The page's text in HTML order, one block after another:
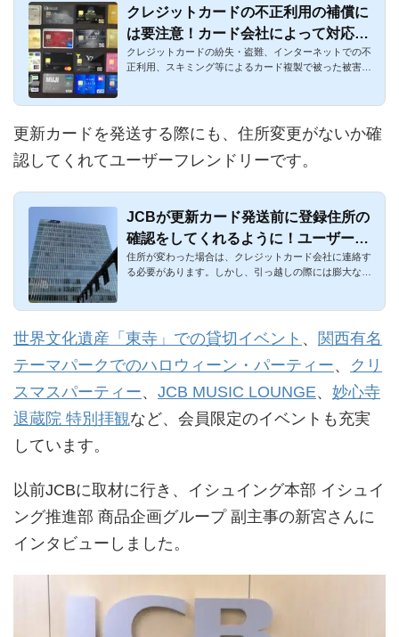
クレジットカードの不正利用の補償に
は要注意！カード会社によって対応に
バラつきがある
クレジットカードの紛失・盗難、インターネットでの不
正利用、スキミング等によるカード複製で被った被害
更新カードを発送する際にも、住所変更がないか確
認してくれてユーザーフレンドリーです。
JCBが更新カード発送前に登録住所の
確認をしてくれるように！ユーザーフ
レンドリーな措置
住所が変わった場合は、クレジットカード会社に連絡す
る必要があります。しかし、引っ越しの際には膨大な作
世界文化遺産「東寺」での貸切イベント 、 関西有名
テーマパークでのハロウィーン・パーティー、 クリ
スマスパーティー、 JCB MUSIC LOUNGE、 妙心寺
退蔵院 特別拝観など、会員限定のイベントも充実
しています。
以前JCBに取材に行き、イシュイング本部 イシュイ
ング推進部 商品企画グループ 副主事の新宮さんに
インタビューしました。